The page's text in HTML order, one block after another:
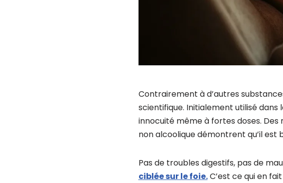
Contrairement à d’autres
scientifique. Initialement utilisé
innocuité même à fortes doses.
non alcoolique démontrent qu’il est
Pas de troubles digestifs, pas de
ciblée sur le foie.C’est ce qui en